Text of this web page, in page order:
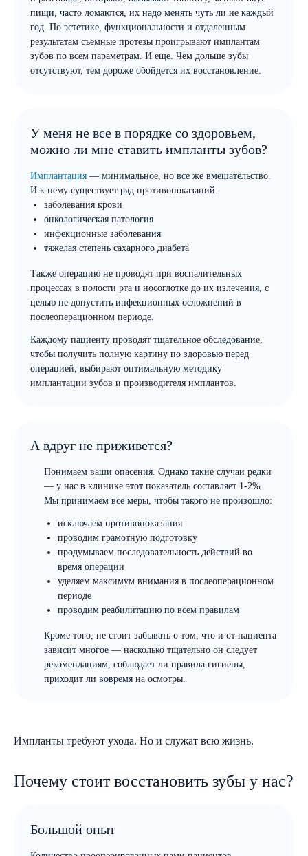
пищи, часто ломаются, их надо менять чуть ли не каждый
год. По эстетике, функциональности и отдаленным
результатам съемные протезы проигрывают имплантам
зубов по всем параметрам. И еще. Чем дольше зубы
отсутствуют, тем дороже обойдется их восстановление.
У меня не все в порядке со здоровьем,
можно ли мне ставить импланты зубов?
Имплантация — минимальное, но все же вмешательство.
И к нему существует ряд противопоказаний:
заболевания крови
онкологическая патология
инфекционные заболевания
тяжелая степень сахарного диабета
Также операцию не проводят при воспалительных
процессах в полости рта и носоглотке до их излечения, с
целью не допустить инфекционных осложнений в
послеоперационном периоде.
Каждому пациенту проводят тщательное обследование,
чтобы получить полную картину по здоровью перед
операцией, выбирают оптимальную методику
имплантации зубов и производителя имплантов.
А вдруг не приживется?
Понимаем ваши опасения. Однако такие случаи редки
— у нас в клинике этот показатель составляет 1-2%.
Мы принимаем все меры, чтобы такого не произошло:
исключаем противопоказания
проводим грамотную подготовку
продумываем последовательность действий во
время операции
уделяем максимум внимания в послеоперационном
периоде
проводим реабилитацию по всем правилам
Кроме того, не стоит забывать о том, что и от пациента
зависит многое — насколько тщательно он следует
рекомендациям, соблюдает ли правила гигиены,
приходит ли вовремя на осмотры.
Импланты требуют ухода. Но и служат всю жизнь.
Почему стоит восстановить зубы у нас?
Большой опыт